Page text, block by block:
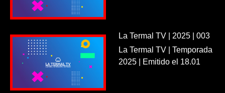
La Termal TV | 2025 | 003
La Termal TV | Temporada
2025 | Emitido el 18.01